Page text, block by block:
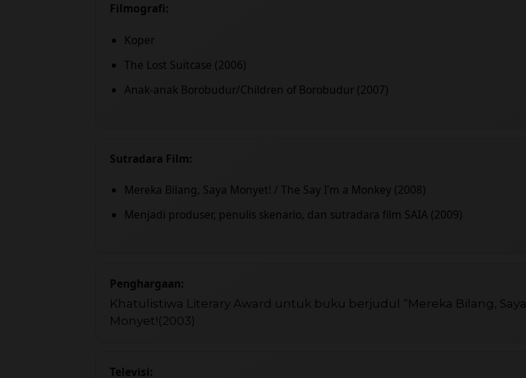
Filmografi:
Koper
The Lost Suitcase (2006)
Anak-anak Borobudur/Children of Borobudur (2007)
Sutradara Film:
Mereka Bilang, Saya Monyet! / The Say I’m a Monkey (2008)
Menjadi produser, penulis skenario, dan sutradara film SAIA (2009)
Penghargaan:
Khatulistiwa Literary Award untuk buku berjudul “Mereka Bilang, Saya
Monyet!(2003)
Televisi: